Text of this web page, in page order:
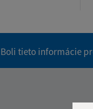
Boli tieto informácie